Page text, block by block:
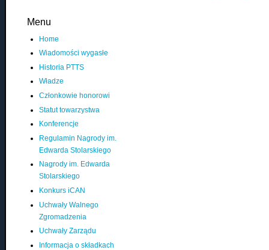
Menu
Home
Wiadomości wygasłe
Historia PTTS
Władze
Członkowie honorowi
Statut towarzystwa
Konferencje
Regulamin Nagrody im.
Edwarda Stolarskiego
Nagrody im. Edwarda
Stolarskiego
Konkurs iCAN
Uchwały Walnego
Zgromadzenia
Uchwały Zarządu
Informacja o składkach